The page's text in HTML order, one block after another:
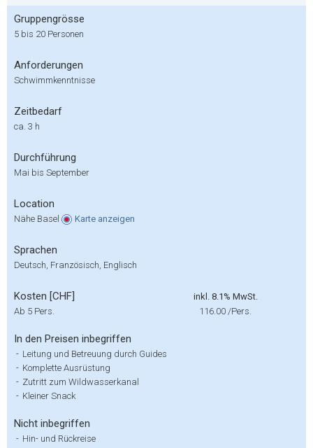
Gruppengrösse
5 bis 20 Personen
Anforderungen
Schwimmkenntnisse
Zeitbedarf
ca. 3 h
Durchführung
Mai bis September
Location
Nähe Basel Karte anzeigen
Sprachen
Deutsch, Französisch, Englisch
Kosten [CHF]
inkl. 8.1% MwSt.
Ab 5 Pers.
116.00 /Pers.
In den Preisen inbegriffen
- Leitung und Betreuung durch Guides
- Komplette Ausrüstung
- Zutritt zum Wildwasserkanal
- Kleiner Snack
Nicht inbegriffen
- Hin- und Rückreise